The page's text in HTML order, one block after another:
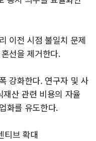
이전 시점 불일치 문제
선을 제거한다.
강화한다. 연구자 및 사
산 관련 비용의 자율
화를 유도한다.
티브 확대